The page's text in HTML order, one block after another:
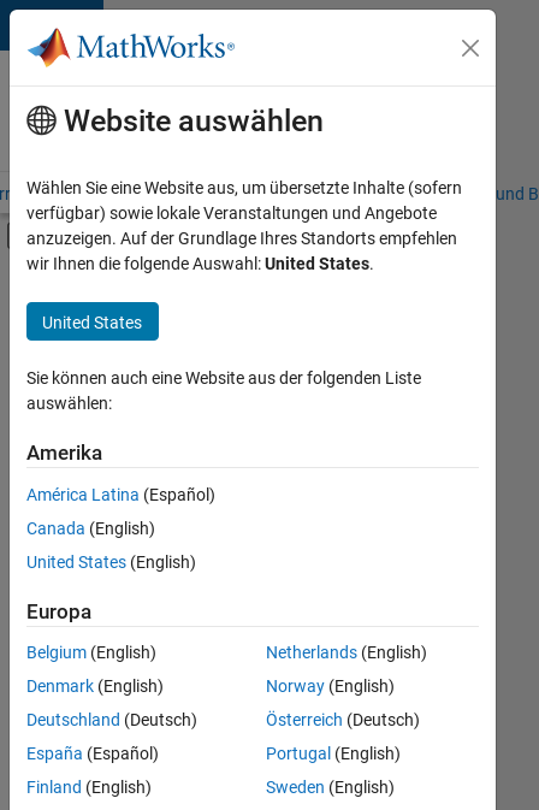
Weiter zum Inhalt
Karriere
bei
MathWorks
– Übersicht Stellensuche Niederlassungen Studierende und
Umschaltung für Off-Canvas-
Hauptinhalt
Praktika
Commercial Sales
Customer Support
Education Sales
Sales Operations
Marketing Communications
Marketing Services
Business Model Team
+8
Derzeit
es
keine
offenen
Stellen,
Ihren
Suchkriterien
entsprechen.
können
die
Suchkriterien
weiter
Website auswählen
Wählen Sie eine Website aus, um übersetzte Inhalte (sofern
verfügbar) sowie lokale Veranstaltungen und Angebote
anzuzeigen. Auf der Grundlage Ihres Standorts empfehlen
wir Ihnen die folgende Auswahl:United States.
United States
Sie können auch eine Website aus der folgenden Liste
auswählen:
Amerika
América Latina (Español)
Canada (English)
United States (English)
Europa
Belgium (English)
Denmark (English)
Deutschland (Deutsch)
España (Español)
Finland (English)
Netherlands(English)
Norway(English)
Österreich (Deutsch)
Portugal (English)
Sweden (English)